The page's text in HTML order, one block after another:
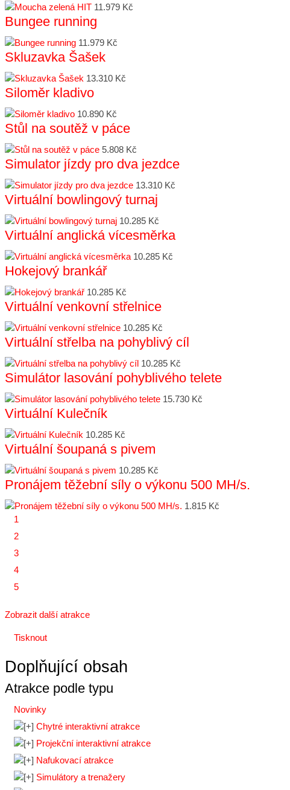
11.979 Kč
Bungee running
11.979 Kč
Skluzavka Šašek
13.310 Kč
Siloměr kladivo
10.890 Kč
Stůl na soutěž v páce
5.808 Kč
Simulator jízdy pro dva jezdce
13.310 Kč
Virtuální bowlingový turnaj
10.285 Kč
Virtuální anglická vícesměrka
10.285 Kč
Hokejový brankář
10.285 Kč
Virtuální venkovní střelnice
10.285 Kč
Virtuální střelba na pohyblivý cíl
10.285 Kč
Simulátor lasování pohyblivého telete
15.730 Kč
Virtuální Kulečník
10.285 Kč
Virtuální šoupaná s pivem
10.285 Kč
Pronájem těžební síly o výkonu 500 MH/s.
1.815 Kč
1
2
3
4
5
Zobrazit další atrakce
Tisknout
Doplňující obsah
Atrakce podle typu
Novinky
Chytré interaktivní atrakce
Projekční interaktivní atrakce
Nafukovací atrakce
Simulátory a trenažery